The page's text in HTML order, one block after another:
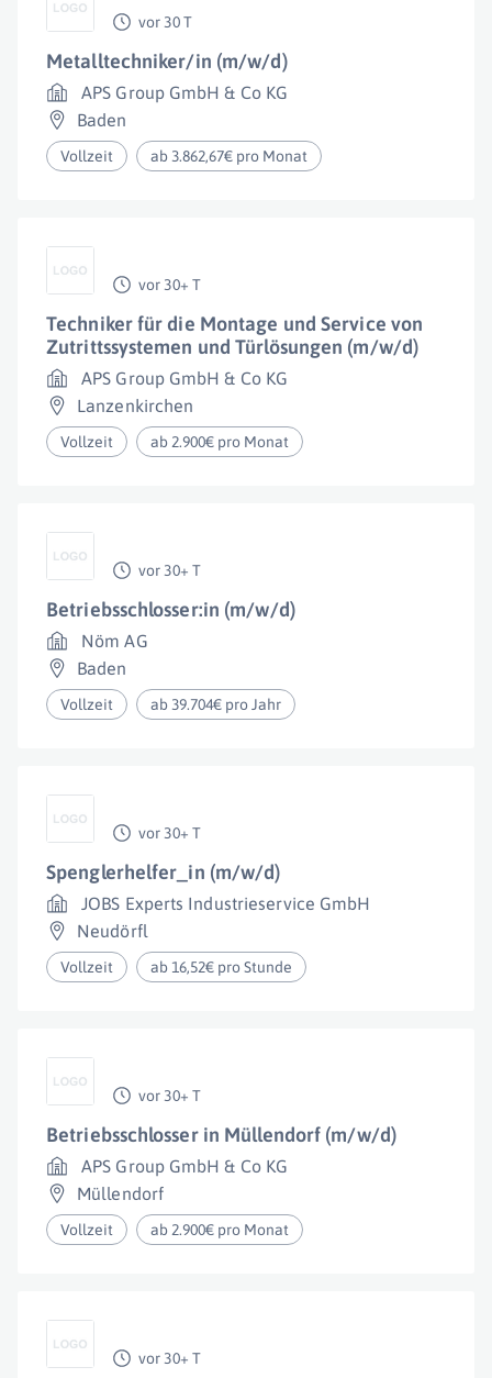
vor 30 T
Metalltechniker/in (m/w/d)
APS Group GmbH & Co KG
Baden
Vollzeit ab 3.862,67€ pro Monat
vor 30+ T
Techniker für die Montage und Service von
Zutrittssystemen und Türlösungen (m/w/d)
APS Group GmbH & Co KG
Lanzenkirchen
Vollzeit ab 2.900€ pro Monat
vor 30+ T
Betriebsschlosser:in (m/w/d)
Nöm AG
Baden
Vollzeit ab 39.704€ pro Jahr
vor 30+ T
Spenglerhelfer_in (m/w/d)
JOBS Experts Industrieservice GmbH
Neudörfl
Vollzeit ab 16,52€ pro Stunde
vor 30+ T
Betriebsschlosser in Müllendorf (m/w/d)
APS Group GmbH & Co KG
Müllendorf
Vollzeit ab 2.900€ pro Monat
vor 30+ T